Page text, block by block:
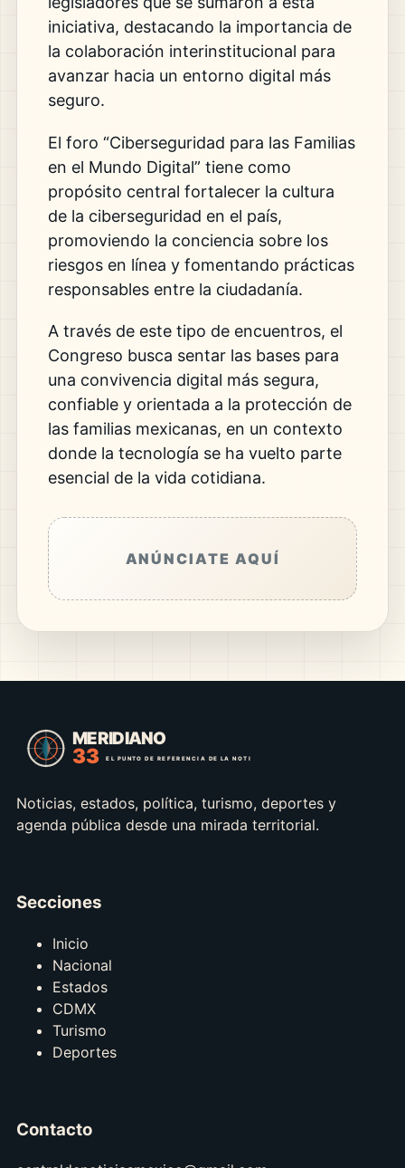
iniciativa, destacando la importancia de
la colaboración interinstitucional para
avanzar hacia un entorno digital más
seguro.
El foro “Ciberseguridad para las Familias
en el Mundo Digital” tiene como
propósito central fortalecer la cultura
de la ciberseguridad en el país,
promoviendo la conciencia sobre los
riesgos en línea y fomentando prácticas
responsables entre la ciudadanía.
A través de este tipo de encuentros, el
Congreso busca sentar las bases para
una convivencia digital más segura,
confiable y orientada a la protección de
las familias mexicanas, en un contexto
donde la tecnología se ha vuelto parte
esencial de la vida cotidiana.
ANÚNCIATE AQUÍ
Noticias, estados, política, turismo, deportes y
agenda pública desde una mirada territorial.
Secciones
Inicio
Nacional
Estados
CDMX
Turismo
Deportes
Contacto